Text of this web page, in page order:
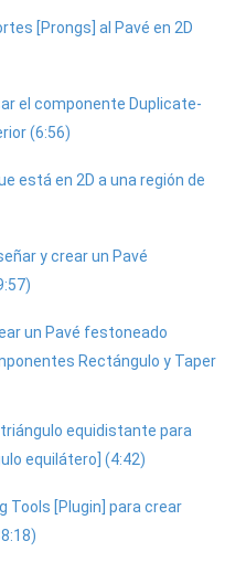
[Prongs] al Pavé en 2D
el componente Duplicate-
(6:56)
está en 2D a una región de
y crear un Pavé
un Pavé festoneado
Rectángulo y Taper
equidistante para
equilátero] (4:42)
Tools [Plugin] para crear